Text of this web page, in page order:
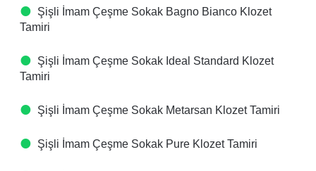
Şişli İmam Çeşme Sokak Bagno Bianco Klozet
Tamiri
Şişli İmam Çeşme Sokak Ideal Standard Klozet
Tamiri
Şişli İmam Çeşme Sokak Metarsan Klozet Tamiri
Şişli İmam Çeşme Sokak Pure Klozet Tamiri